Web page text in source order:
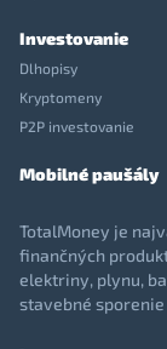
Investovanie
Dlhopisy
Kryptomeny
P2P investovanie
Mobilné paušály
TotalMoney je
finančných
elektriny, plynu,
stavebné